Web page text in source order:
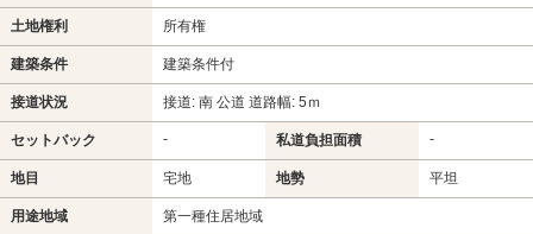
土地権利 所有権
建築条件 建築条件付
接道状況 接道: 南 公道 道路幅: 5ｍ
セットバック - 私道負担面積 -
地目 宅地 地勢 平坦
用途地域 第一種住居地域